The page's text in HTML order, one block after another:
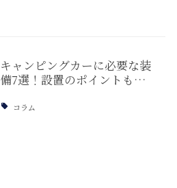
キャンピングカーに必要な装
備7選！設置のポイントも…
コラム